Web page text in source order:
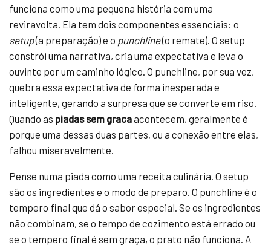
funciona como uma pequena história com uma
reviravolta. Ela tem dois componentes essenciais: o
setup(a preparação) e o punchline(o remate). O setup
constrói uma narrativa, cria uma expectativa e leva o
ouvinte por um caminho lógico. O punchline, por sua vez,
quebra essa expectativa de forma inesperada e
inteligente, gerando a surpresa que se converte em riso.
Quando as piadas sem gracaacontecem, geralmente é
porque uma dessas duas partes, ou a conexão entre elas,
falhou miseravelmente.
Pense numa piada como uma receita culinária. O setup
são os ingredientes e o modo de preparo. O punchline é o
tempero final que dá o sabor especial. Se os ingredientes
não combinam, se o tempo de cozimento está errado ou
se o tempero final é sem graça, o prato não funciona. A